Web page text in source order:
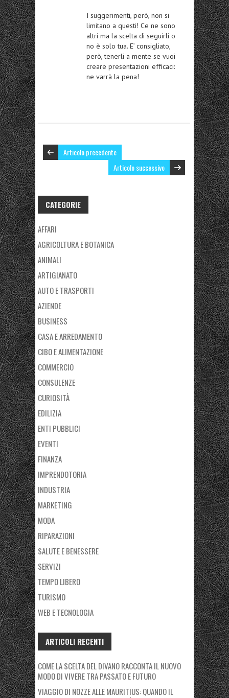
I suggerimenti, però, non si
limitano a questi! Ce ne sono
altri ma la scelta di seguirli o
no è solo tua. E’ consigliato,
però, tenerli a mente se vuoi
creare presentazioni efficaci:
ne varrà la pena!
Articolo precedente
Articolo successivo
CATEGORIE
AFFARI
AGRICOLTURA E BOTANICA
ANIMALI
ARTIGIANATO
AUTO E TRASPORTI
AZIENDE
BUSINESS
CASA E ARREDAMENTO
CIBO E ALIMENTAZIONE
COMMERCIO
CONSULENZE
CURIOSITÀ
EDILIZIA
ENTI PUBBLICI
EVENTI
FINANZA
IMPRENDOTORIA
INDUSTRIA
MARKETING
MODA
RIPARAZIONI
SALUTE E BENESSERE
SERVIZI
TEMPO LIBERO
TURISMO
WEB E TECNOLOGIA
ARTICOLI RECENTI
COME LA SCELTA DEL DIVANO RACCONTA IL NUOVO
MODO DI VIVERE TRA PASSATO E FUTURO
VIAGGIO DI NOZZE ALLE MAURITIUS: QUANDO IL